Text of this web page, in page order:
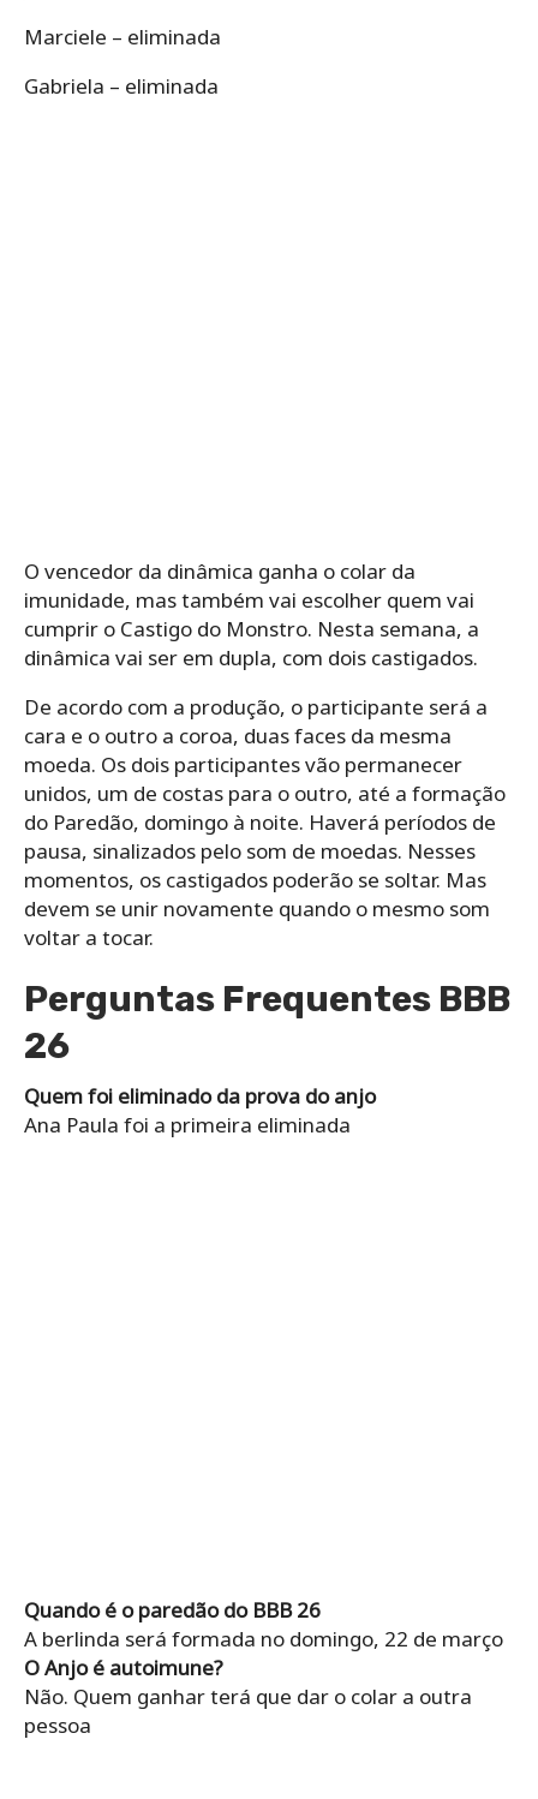
Marciele – eliminada
Gabriela – eliminada
O vencedor da dinâmica ganha o colar da
imunidade, mas também vai escolher quem vai
cumprir o Castigo do Monstro. Nesta semana, a
dinâmica vai ser em dupla, com dois castigados.
De acordo com a produção, o participante será a
cara e o outro a coroa, duas faces da mesma
moeda. Os dois participantes vão permanecer
unidos, um de costas para o outro, até a formação
do Paredão, domingo à noite. Haverá períodos de
pausa, sinalizados pelo som de moedas. Nesses
momentos, os castigados poderão se soltar. Mas
devem se unir novamente quando o mesmo som
voltar a tocar.
Perguntas Frequentes BBB
26
Quem foi eliminado da prova do anjo
Ana Paula foi a primeira eliminada
Quando é o paredão do BBB 26
A berlinda será formada no domingo, 22 de março
O Anjo é autoimune?
Não. Quem ganhar terá que dar o colar a outra
pessoa